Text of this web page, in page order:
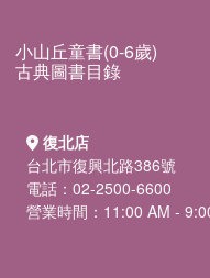
小山丘童書(0-6歲)
古典圖書目錄
復北店
台北市復興北路386號
電話：02-2500-6600
營業時間：11:00 AM -